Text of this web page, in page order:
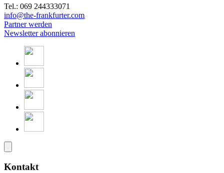
Tel.: 069 244333071
info@the-frankfurter.com
Partner werden
Newsletter abonnieren
Kontakt